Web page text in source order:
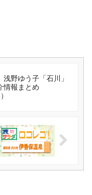
浅野ゆう子「石川」
情報まとめ